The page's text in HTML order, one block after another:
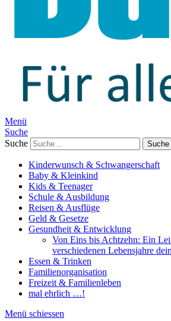
Menü
Suche
Suche
Kinderwunsch & Schwangerschaft
Baby & Kleinkind
Kids & Teenager
Schule & Ausbildung
Reisen & Ausflüge
Geld & Gesetze
Gesundheit & Entwicklung
Von Eins bis Achtzehn: Ein
verschiedenen Lebensjahre
Essen & Trinken
Familienorganisation
Freizeit & Familienleben
mal ehrlich …!
Menü schiessen